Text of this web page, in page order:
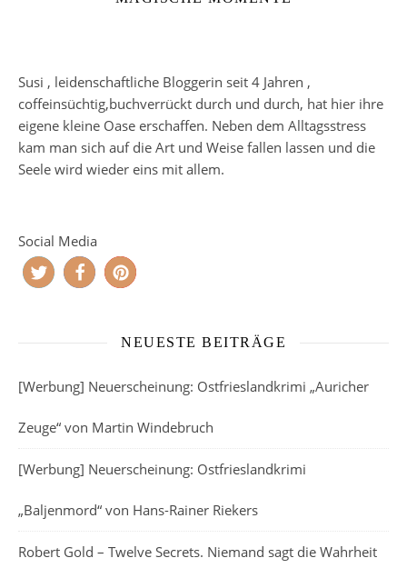
Susi , leidenschaftliche Bloggerin seit 4 Jahren ,
coffeinsüchtig,buchverrückt durch und durch, hat hier ihre
eigene kleine Oase erschaffen. Neben dem Alltagsstress
kam man sich auf die Art und Weise fallen lassen und die
Seele wird wieder eins mit allem.
Social Media
NEUESTE BEITRÄGE
[Werbung] Neuerscheinung: Ostfrieslandkrimi „Auricher
Zeuge“ von Martin Windebruch
[Werbung] Neuerscheinung: Ostfrieslandkrimi
„Baljenmord“ von Hans-Rainer Riekers
Robert Gold – Twelve Secrets. Niemand sagt die Wahrheit